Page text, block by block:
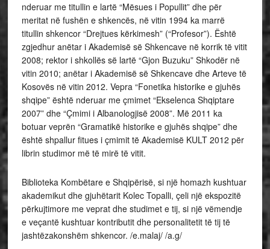
nderuar me titullin e lartë “Mësues i Popullit” dhe për
meritat në fushën e shkencës, në vitin 1994 ka marrë
titullin shkencor “Drejtues kërkimesh” (“Profesor”). Është
zgjedhur anëtar i Akademisë së Shkencave në korrik të vitit
2008; rektor i shkollës së lartë “Gjon Buzuku” Shkodër në
vitin 2010; anëtar i Akademisë së Shkencave dhe Arteve të
Kosovës në vitin 2012. Vepra “Fonetika historike e gjuhës
shqipe” është nderuar me çmimet “Ekselenca Shqiptare
2007” dhe “Çmimi i Albanologjisë 2008”. Më 2011 ka
botuar veprën “Gramatikë historike e gjuhës shqipe” dhe
është shpallur fitues i çmimit të Akademisë KULT 2012 për
librin studimor më të mirë të vitit.
Biblioteka Kombëtare e Shqipërisë, si një homazh kushtuar
akademikut dhe gjuhëtarit Kolec Topalli, çeli një ekspozitë
përkujtimore me veprat dhe studimet e tij, si një vëmendje
e veçantë kushtuar kontributit dhe personalitetit të tij të
jashtëzakonshëm shkencor. /e.malaj/ /a.g/